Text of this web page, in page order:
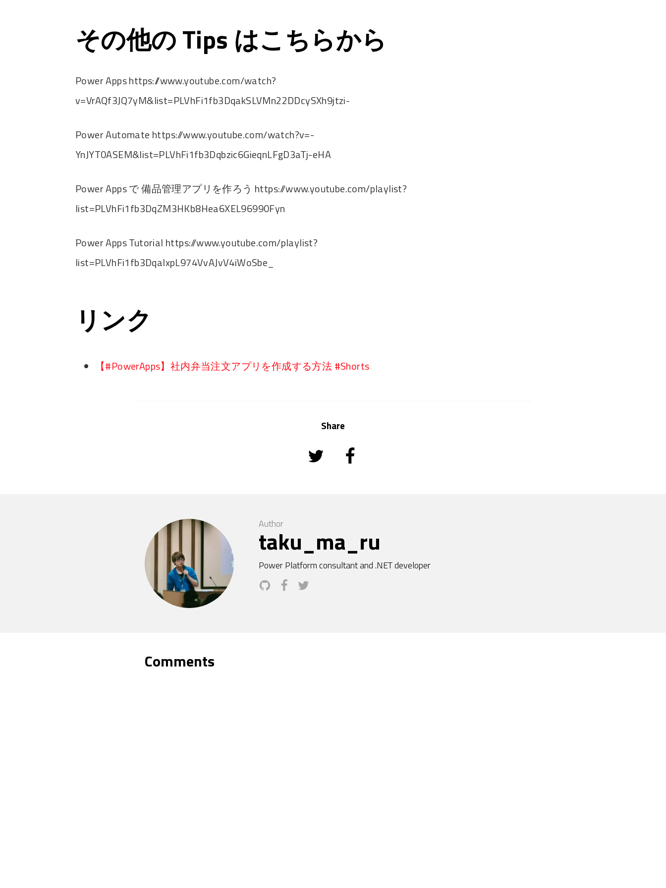
その他の Tips はこちらから
Power Apps https://www.youtube.com/watch?
v=VrAQf3JQ7yM&list=PLVhFi1fb3DqakSLVMn22DDcySXh9jtzi-
Power Automate https://www.youtube.com/watch?v=-
YnJYT0ASEM&list=PLVhFi1fb3Dqbzic6GieqnLFgD3aTj-eHA
Power Apps で 備品管理アプリを作ろう https://www.youtube.com/playlist?
list=PLVhFi1fb3DqZM3HKb8Hea6XEL96990Fyn
Power Apps Tutorial https://www.youtube.com/playlist?
list=PLVhFi1fb3DqalxpL974VvAJvV4iWoSbe_
リンク
【#PowerApps】社内弁当注文アプリを作成する方法 #Shorts
Share
Author
taku_ma_ru
Power Platform consultant and .NET developer
Comments